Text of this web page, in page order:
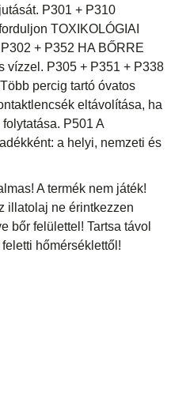
P301 + P310
TOXIKOLÓGIAI
+ P352 HA BŐRRE
vízzel. P305 + P351 + P338
percig tartó óvatos
eltávolítása, ha
P501 A
a helyi, nemzeti és
A termék nem játék!
illatolaj ne érintkezzen
bőr felülettel! Tartsa távol
hőmérséklettől!